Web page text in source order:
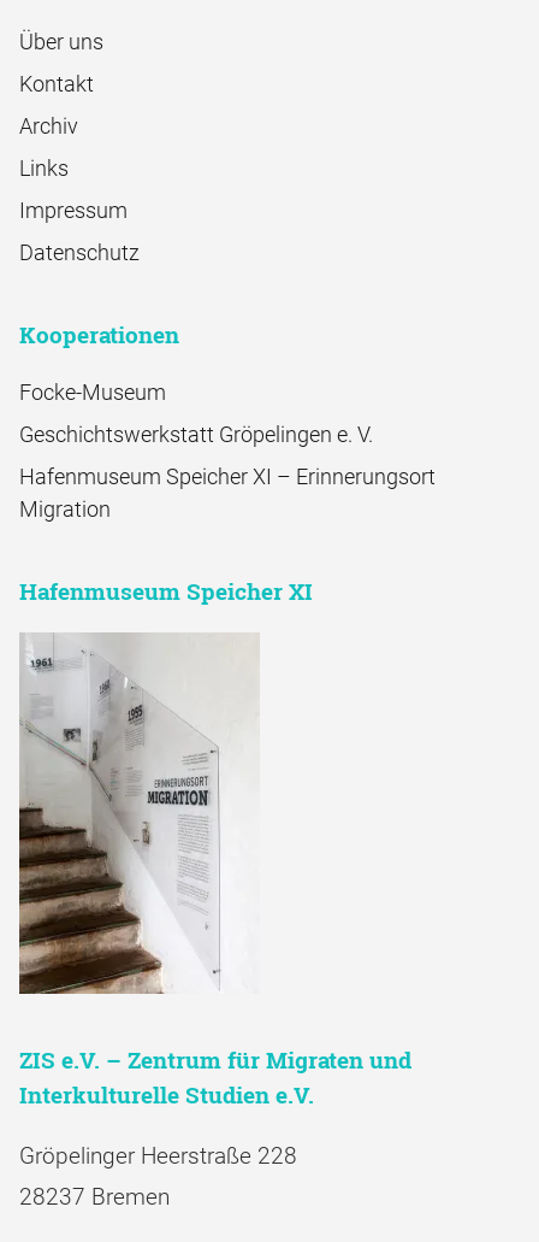
Über uns
Kontakt
Archiv
Links
Impressum
Datenschutz
Kooperationen
Focke-Museum
Geschichtswerkstatt Gröpelingen e. V.
Hafenmuseum Speicher XI – Erinnerungsort
Migration
Hafenmuseum Speicher XI
ZIS e.V. – Zentrum für Migraten und
Interkulturelle Studien e.V.
Gröpelinger Heerstraße 228
28237 Bremen